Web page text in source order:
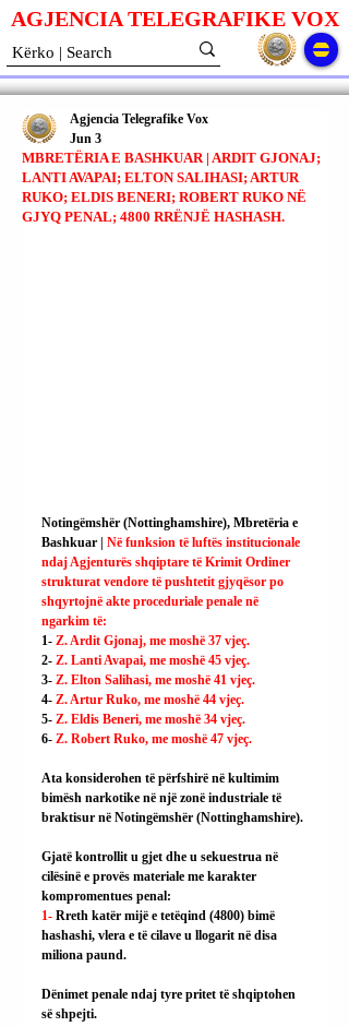
AGJENCIA TELEGRAFIKE VOX
MBRETËRIA E BASHKUAR | ARDIT GJONAJ;
LANTI AVAPAI; ELTON SALIHASI; ARTUR
RUKO; ELDIS BENERI; ROBERT RUKO NË
GJYQ PENAL; 4800 RRËNJË HASHASH.
Agjencia Telegrafike Vox
Jun 3
Notingëmshër (Nottinghamshire), Mbretëria e
Bashkuar | Në funksion të luftës institucionale
ndaj Agjenturës shqiptare të Krimit Ordiner
strukturat vendore të pushtetit gjyqësor po
shqyrtojnë akte proceduriale penale në
ngarkim të:
1- Z. Ardit Gjonaj, me moshë 37 vjeç.
2- Z. Lanti Avapai, me moshë 45 vjeç.
3- Z. Elton Salihasi, me moshë 41 vjeç.
4- Z. Artur Ruko, me moshë 44 vjeç.
5- Z. Eldis Beneri, me moshë 34 vjeç.
6- Z. Robert Ruko, me moshë 47 vjeç.
Ata konsiderohen të përfshirë në kultimim
bimësh narkotike në një zonë industriale të
braktisur në Notingëmshër (Nottinghamshire).
Gjatë kontrollit u gjet dhe u sekuestrua në
cilësinë e provës materiale me karakter
kompromentues penal:
1- Rreth katër mijë e tetëqind (4800) bimë
hashashi, vlera e të cilave u llogarit në disa
miliona paund.
Dënimet penale ndaj tyre pritet të shqiptohen
së shpejti.